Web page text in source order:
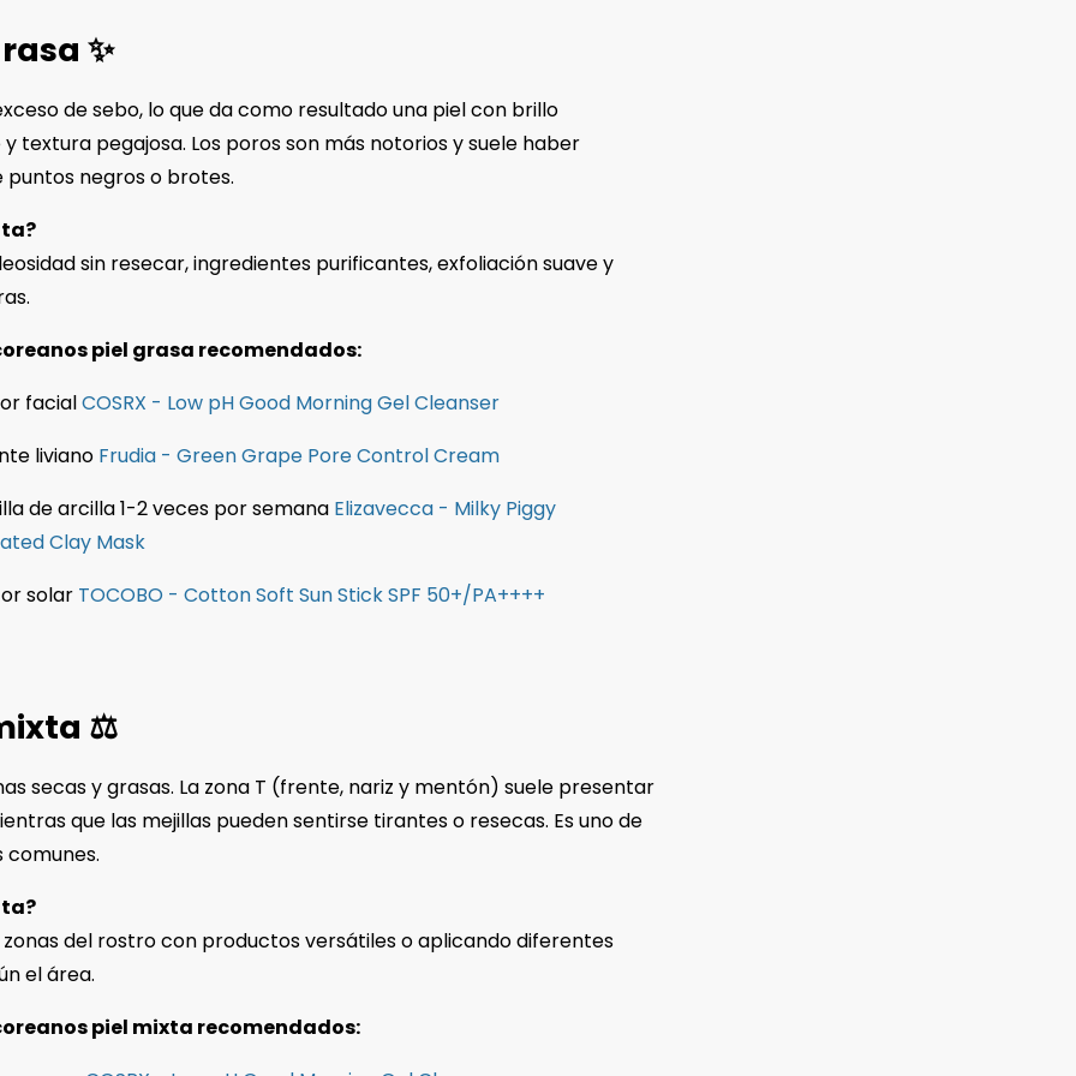
✨
de sebo, lo que da como resultado una piel con brillo
textura pegajosa. Los poros son más notorios y suele haber
puntos negros o brotes.
sin resecar, ingredientes purificantes, exfoliación suave y
piel grasa recomendados:
facialCOSRX - Low pH Good Morning Gel Cleanser
liviano Frudia - Green Grape Pore Control Cream
de arcilla 1-2 veces por semana Elizavecca - Milky Piggy
Clay Mask
solar TOCOBO - Cotton Soft Sun Stick SPF 50+/PA++++
⚖️
secas y grasas. La zona T (frente, nariz y mentón) suele presentar
que las mejillas pueden sentirse tirantes o resecas. Es uno de
comunes.
zonas del rostro con productos versátiles o aplicando diferentes
el área.
piel mixta recomendados: